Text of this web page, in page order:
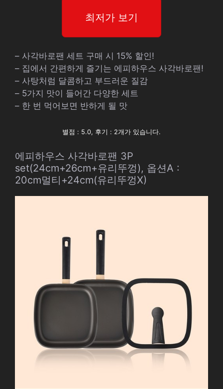
최저가 보기
– 사각바로팬 세트 구매 시 15% 할인!
– 집에서 간편하게 즐기는 에피하우스 사각바로팬!
– 사탕처럼 달콤하고 부드러운 질감
– 5가지 맛이 들어간 다양한 세트
– 한 번 먹어보면 반하게 될 맛
별점 : 5.0, 후기 : 2개가 있습니다.
에피하우스 사각바로팬 3P
set(24cm+26cm+유리뚜껑), 옵션A :
20cm멀티+24cm(유리뚜껑X)